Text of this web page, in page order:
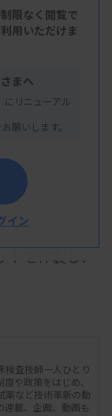
で測定して認
よる測定が必
協議会
用手法に用い
けで維持して
標準物質。
を得て、
を作製し、
れさせないた
開始する必要
限なく閲覧で
用いただけま
まへ
にリニューアル
願いします。
イン
検査技師一人ひとり
や政策をはじめ、
薬など技術革新の動
連載、企画、動画も